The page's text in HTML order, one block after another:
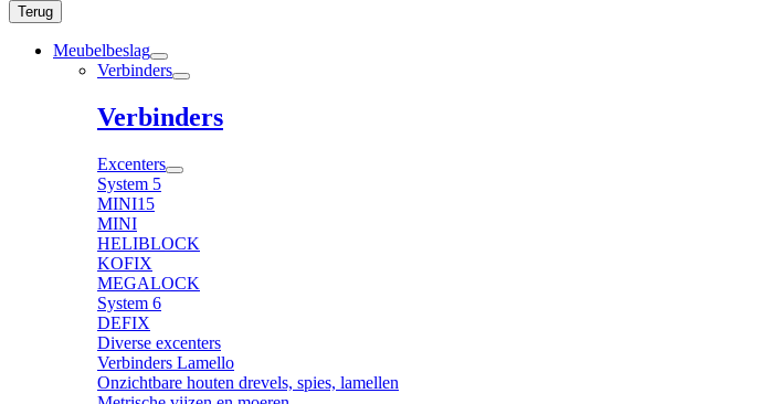
Terug
Meubelbeslag
Verbinders
Verbinders
Excenters
System 5
MINI15
MINI
HELIBLOCK
KOFIX
MEGALOCK
System 6
DEFIX
Diverse excenters
Verbinders Lamello
Onzichtbare houten drevels, spies, lamellen